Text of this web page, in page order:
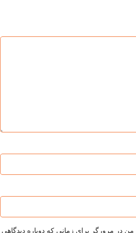
من در مرورگر برای زمانی که دوباره دیدگاهی